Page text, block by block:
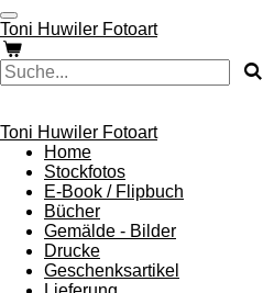
Zum
Hauptinhalt
springen
Toni Huwiler Fotoart
Toni Huwiler Fotoart
Home
Stockfotos
E-Book / Flipbuch
Bücher
Gemälde - Bilder
Drucke
Geschenksartikel